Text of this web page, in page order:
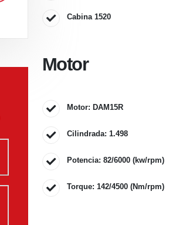
Cabina 1520
Motor
Motor: DAM15R
Cilindrada: 1.498
Potencia: 82/6000 (kw/rpm)
Torque: 142/4500 (Nm/rpm)